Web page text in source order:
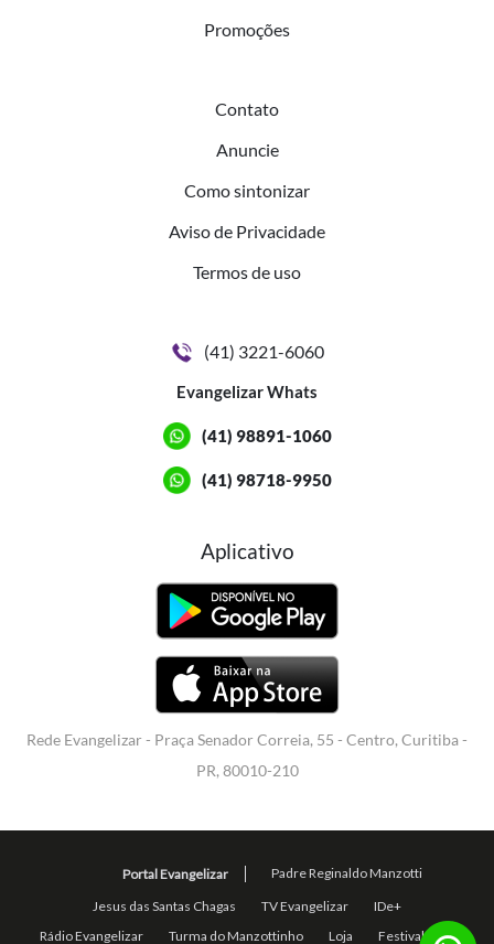
Promoções
Contato
Anuncie
Como sintonizar
Aviso de Privacidade
Termos de uso
(41) 3221-6060
Evangelizar Whats
(41) 98891-1060
(41) 98718-9950
Aplicativo
Rede Evangelizar - Praça Senador Correia, 55 - Centro, Curitiba -
PR, 80010-210